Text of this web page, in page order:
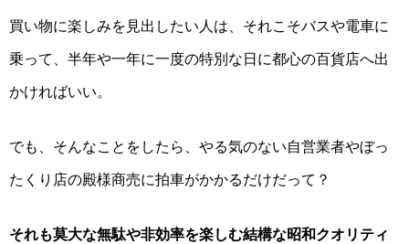
買い物に楽しみを見出したい人は、それこそバスや電車に
乗って、半年や一年に一度の特別な日に都心の百貨店へ出
かければいい。
でも、そんなことをしたら、やる気のない自営業者やぼっ
たくり店の殿様商売に拍車がかかるだけだって？
それも莫大な無駄や非効率を楽しむ結構な昭和クオリティ